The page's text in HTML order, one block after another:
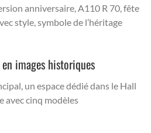
anniversaire, A110 R 70, fête
style, symbole de l’héritage
images historiques
un espace dédié dans le Hall
avec cinq modèles